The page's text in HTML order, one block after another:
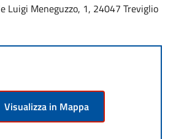
Luigi Meneguzzo, 1, 24047 Treviglio
Visualizza in Mappa